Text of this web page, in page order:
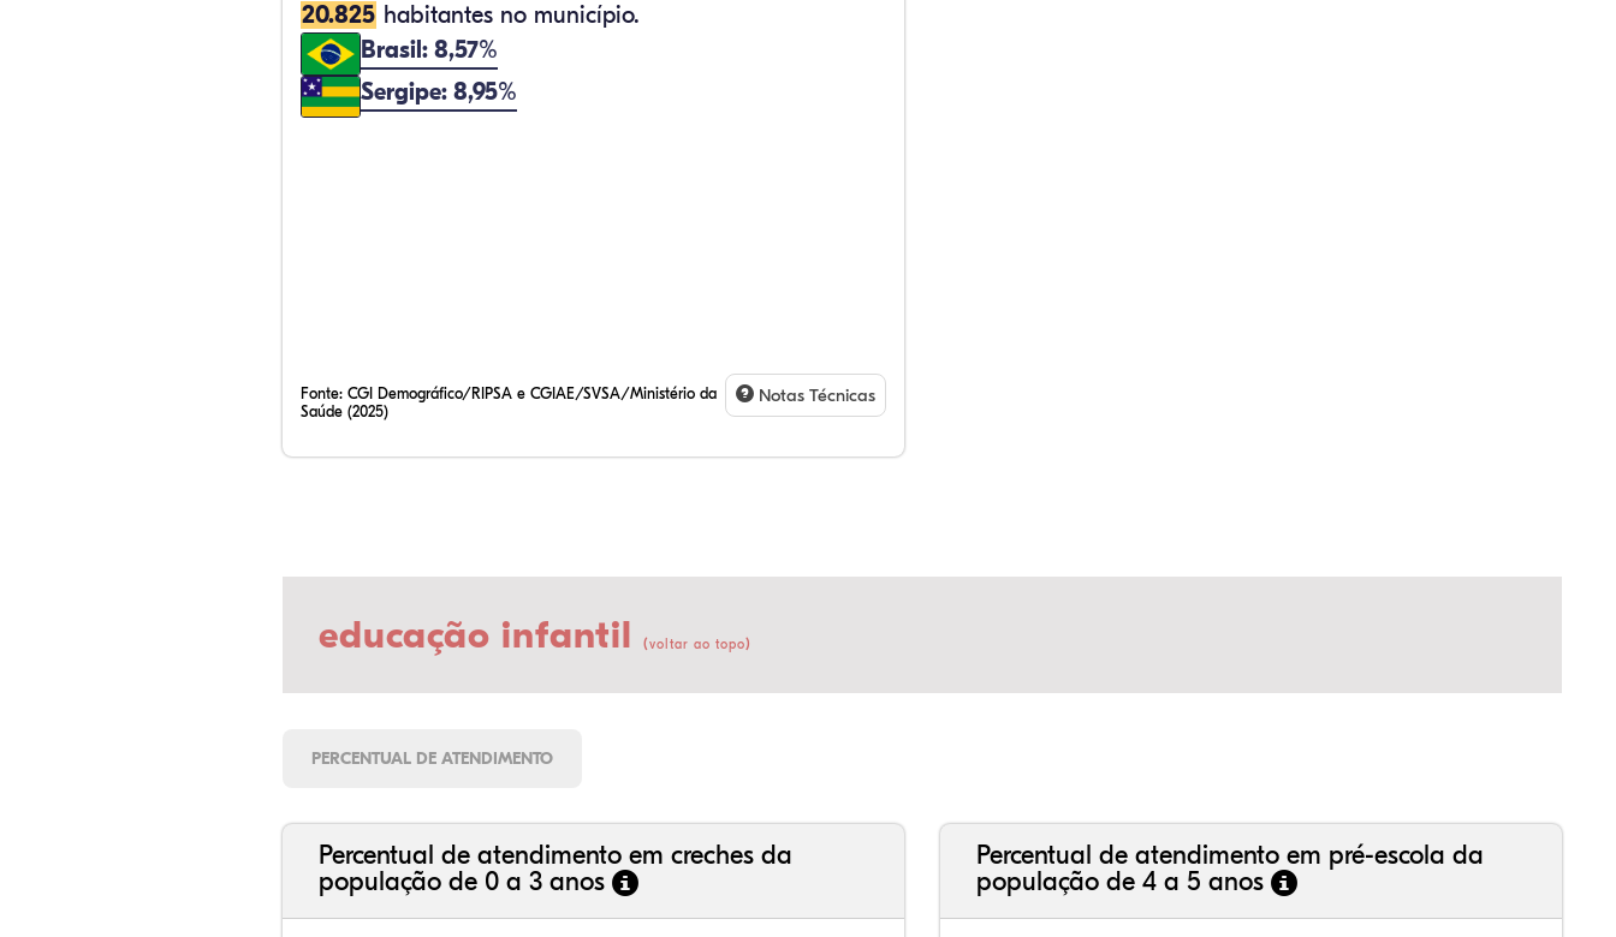
20.825 habitantes no município.
Brasil: 8,57%
Sergipe: 8,95%
Fonte: CGI Demográfico/RIPSA e CGIAE/SVSA/Ministério da
Saúde (2025)
Notas Técnicas
educação infantil (voltar ao topo)
PERCENTUAL DE ATENDIMENTO
Percentual de atendimento em creches da
população de 0 a 3 anos
Percentual de atendimento em pré-escola da
população de 4 a 5 anos